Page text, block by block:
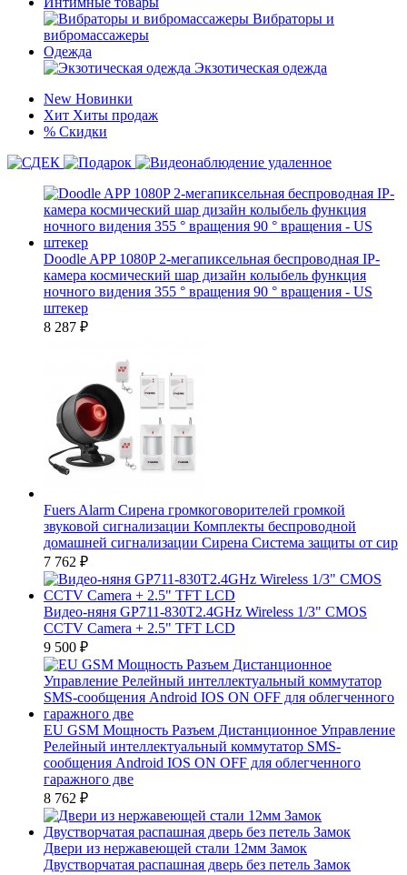
Вибраторы и
вибромассажеры
Одежда
Экзотическая одежда
New Новинки
Хит Хиты продаж
% Скидки
Doodle APP 1080P 2-мегапиксельная беспроводная IP-
камера космический шар дизайн колыбель функция
ночного видения 355 ° вращения 90 ° вращения - US
штекер
8 287 ₽
Fuers Alarm Сирена громкоговорителей громкой
звуковой сигнализации Комплекты беспроводной
домашней сигнализации Сирена Система защиты от сир
7 762 ₽
Видео-няня GP711-830T2.4GHz Wireless 1/3" CMOS
CCTV Camera + 2.5" TFT LСD
9 500 ₽
EU GSM Мощность Разъем Дистанционное Управление
Релейный интеллектуальный коммутатор SMS-
сообщения Android IOS ON OFF для облегченного
гаражного две
8 762 ₽
Двери из нержавеющей стали 12мм Замок
Двустворчатая распашная дверь без петель Замок